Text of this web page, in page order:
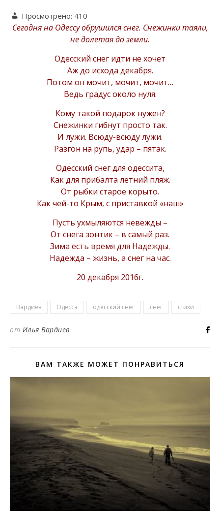
Просмотрено: 410
Сегодня на Одессу обрушился снег. Снежинки таяли,
не долетая до земли.
Одесский снег идти не хочет
Аж до исхода декабря.
Потом он мочит, мочит, мочит…
Ведь градус около нуля.
Кому такой подарок нужен?
Снежинки гибнут просто так.
И лужи. Всюду-всюду лужи.
Разгон на рупь, удар – пятак.
Одесский снег для одессита,
Как для прибалта летний пляж.
От рыбки старое корыто.
Как чей-то Крым, с приставкой «наш»
Пусть ухмыляются невежды –
От снега зонтик – в самый раз.
Зима есть время для Надежды.
Надежда – жизнь, а снег на час.
20 декабря 2016г.
Вардиев Одесса одесский снег снег стихи
от Илья Вардиев
ВАМ ТАКЖЕ МОЖЕТ ПОНРАВИТЬСЯ